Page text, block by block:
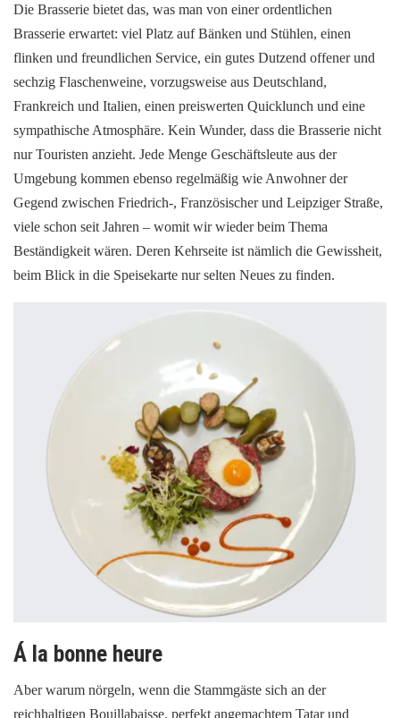
Die Brasserie bietet das, was man von einer ordentlichen
Brasserie erwartet: viel Platz auf Bänken und Stühlen, einen
flinken und freundlichen Service, ein gutes Dutzend offener und
sechzig Flaschenweine, vorzugsweise aus Deutschland,
Frankreich und Italien, einen preiswerten Quicklunch und eine
sympathische Atmosphäre. Kein Wunder, dass die Brasserie nicht
nur Touristen anzieht. Jede Menge Geschäftsleute aus der
Umgebung kommen ebenso regelmäßig wie Anwohner der
Gegend zwischen Friedrich-, Französischer und Leipziger Straße,
viele schon seit Jahren – womit wir wieder beim Thema
Beständigkeit wären. Deren Kehrseite ist nämlich die Gewissheit,
beim Blick in die Speisekarte nur selten Neues zu finden.
Á la bonne heure
Aber warum nörgeln, wenn die Stammgäste sich an der
reichhaltigen Bouillabaisse, perfekt angemachtem Tatar und